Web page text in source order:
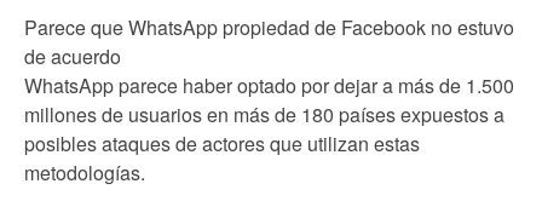
Parece que WhatsApp propiedad de Facebook no estuvo
de acuerdo
WhatsApp parece haber optado por dejar a más de 1.500
millones de usuarios en más de 180 países expuestos a
posibles ataques de actores que utilizan estas
metodologías.